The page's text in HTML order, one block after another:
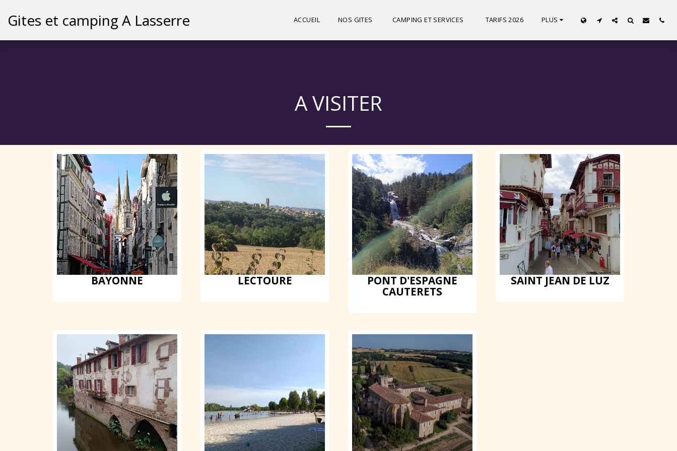
Gites et camping A Lasserre ACCUEIL NOS GITES CAMPING ET SERVICES TARIFS 2026 PLUS
A VISITER
BAYONNE LECTOURE PONT D'ESPAGNE
CAUTERETS
SAINT JEAN DE LUZ